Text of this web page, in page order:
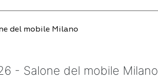
del mobile Milano
- Salone del mobile Milano